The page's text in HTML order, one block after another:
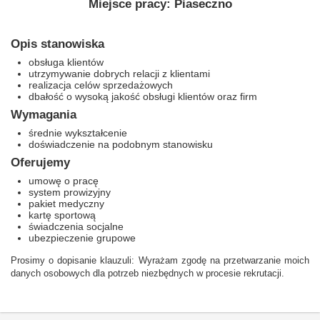
Miejsce pracy: Piaseczno
Opis stanowiska
obsługa klientów
utrzymywanie dobrych relacji z klientami
realizacja celów sprzedażowych
dbałość o wysoką jakość obsługi klientów oraz firm
Wymagania
średnie wykształcenie
doświadczenie na podobnym stanowisku
Oferujemy
umowę o pracę
system prowizyjny
pakiet medyczny
kartę sportową
świadczenia socjalne
ubezpieczenie grupowe
Prosimy o dopisanie klauzuli: Wyrażam zgodę na przetwarzanie moich
danych osobowych dla potrzeb niezbędnych w procesie rekrutacji.